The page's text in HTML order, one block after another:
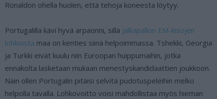
Ronaldon ohella huolen, että tehoja koneesta löytyy.
Portugalilla kävi hyvä arpaonni, sillä jalkapallon EM-kisojen
lohkoista maa on kenties siinä helpoimmassa. Tshekki, Georgia
ja Turkki eivät kuulu niin Euroopan huippumaihin, jotka
ennakolta lasketaan mukaan menestyskandidaattien joukkoon.
Näin ollen Portugalin pitäisi selvitä pudotuspeleihin melko
helpolla tavalla. Lohkovoitto voisi mahdollistaa myös hieman